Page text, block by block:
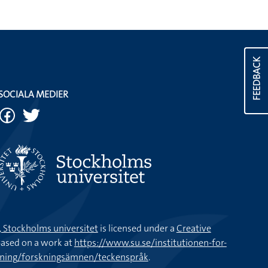
FEEDBACK
MEDIER
universitetis licensed under aCreative
on a work athttps://www.su.se/institutionen-for-
forskningsämnen/teckenspråk.